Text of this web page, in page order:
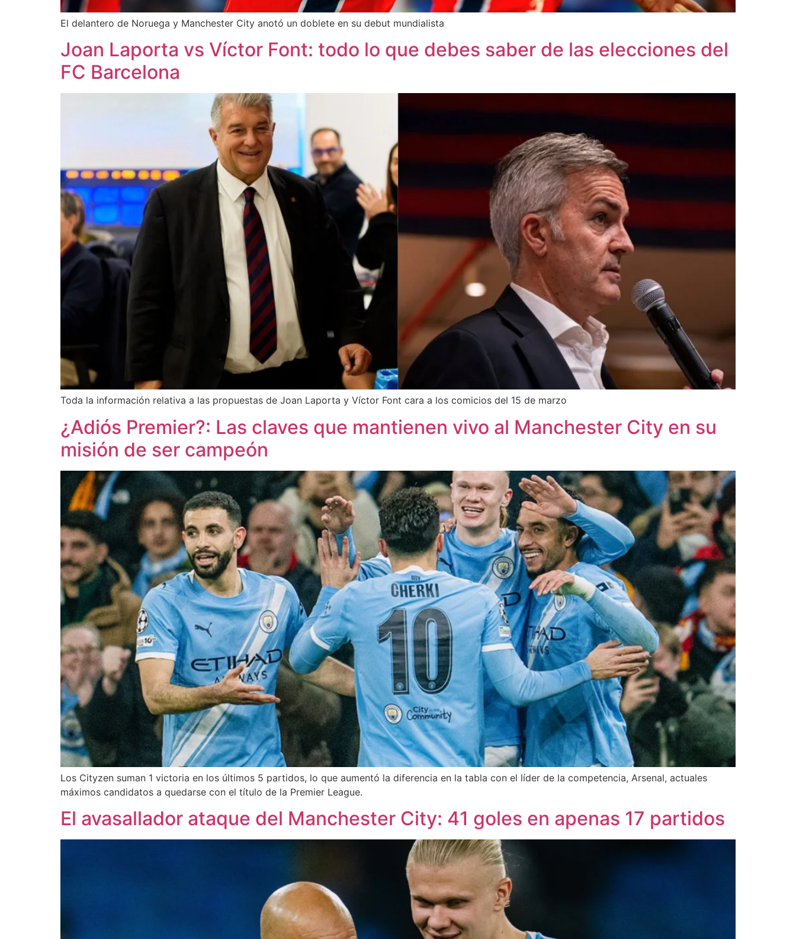
El delantero de Noruega y Manchester City anotó un doblete en su debut mundialista
Joan Laporta vs Víctor Font: todo lo que debes saber de las elecciones del
FC Barcelona
Toda la información relativa a las propuestas de Joan Laporta y Víctor Font cara a los comicios del 15 de marzo
¿Adiós Premier?: Las claves que mantienen vivo al Manchester City en su
misión de ser campeón
Los Cityzen suman 1 victoria en los últimos 5 partidos, lo que aumentó la diferencia en la tabla con el líder de la competencia, Arsenal, actuales
máximos candidatos a quedarse con el título de la Premier League.
El avasallador ataque del Manchester City: 41 goles en apenas 17 partidos